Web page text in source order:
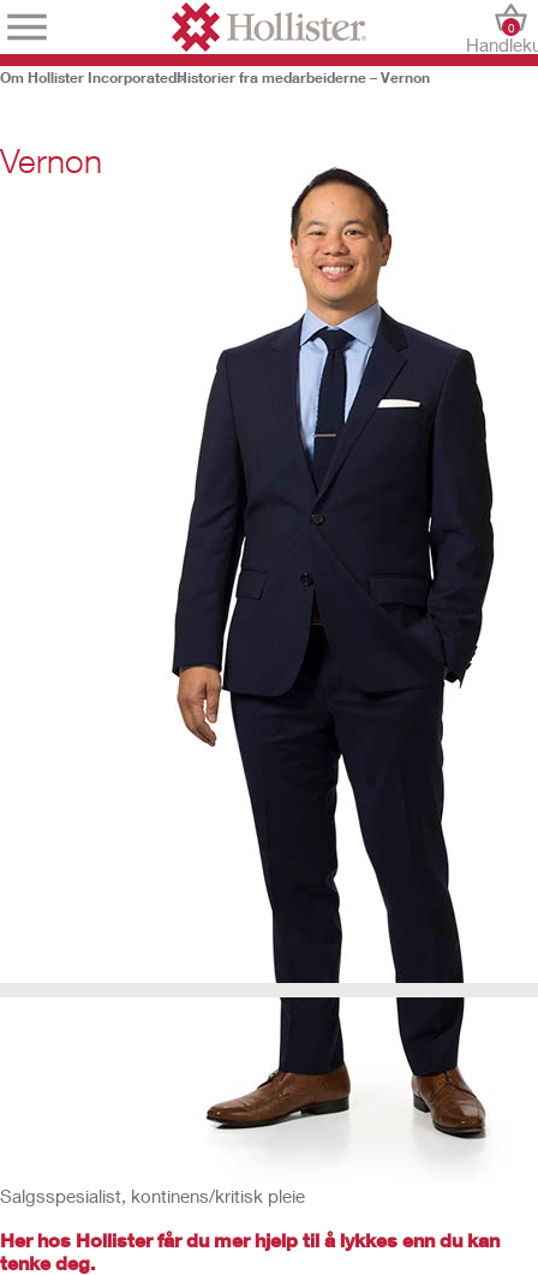
0
Om Hollister IncorporatedHistorier fra medarbeiderne – Vernon
Vernon
Salgsspesialist, kontinens/kritisk pleie
Her hos Hollister får du mer hjelp til å lykkes enn du kan
tenke deg.